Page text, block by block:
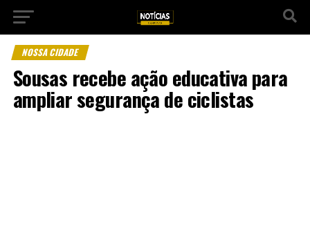
NOSSA CIDADE
Sousas recebe ação educativa para
ampliar segurança de ciclistas